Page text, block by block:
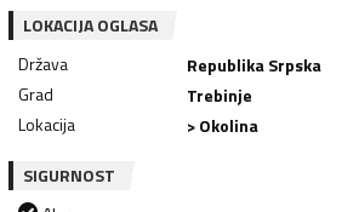
LOKACIJA OGLASA
Država
Republika Srpska
Grad
Trebinje
Lokacija
> Okolina
SIGURNOST